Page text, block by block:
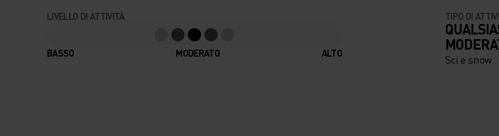
LIVELLO DI ATTIVITÀ
BASSO MODERATO ALTO
TIPO DI
Sci e snow